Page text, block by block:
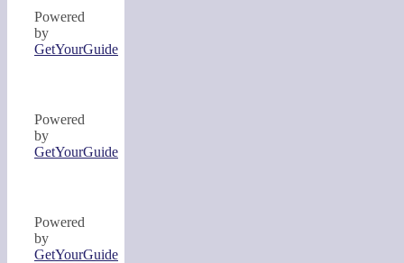
Powered
by
GetYourGuide
Powered
by
GetYourGuide
Powered
by
GetYourGuide